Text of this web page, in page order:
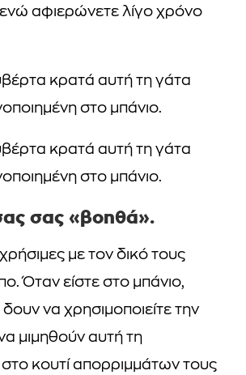
αφιερώνετε λίγο χρόνο
κρατά αυτή τη γάτα
στο μπάνιο.
κρατά αυτή τη γάτα
στο μπάνιο.
σας «βοηθά».
χρήσιμες με τον δικό τους
Όταν είστε στο μπάνιο,
να χρησιμοποιείτε την
μιμηθούν αυτή τη
κουτί απορριμμάτων τους